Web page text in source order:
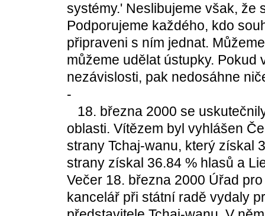
systémy.' Neslibujeme však, že
Podporujeme každého, kdo
připraveni s ním jednat.
můžeme udělat ústupky.
nezávislosti, pak nedosáhne
-
18. března 2000 se
oblasti. Vítězem byl vyhlášen
strany Tchaj-wanu, který získal
strany získal 36.84 % hlasů a
Večer 18. března 2000 Úřad
kancelář při státní radě vydaly